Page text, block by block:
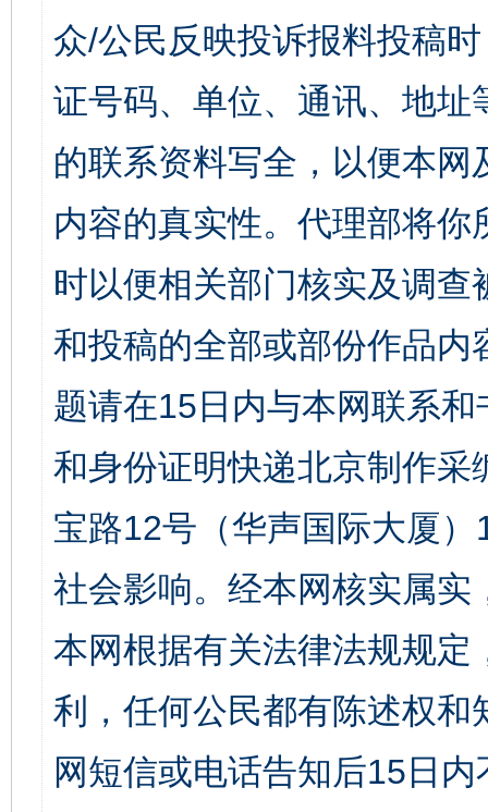
众/公民反映投诉报料投稿
证号码、单位、通讯、地
的联系资料写全，以便本
内容的真实性。代理部将
时以便相关部门核实及调
和投稿的全部或部份作品
题请在15日内与本网联系
和身份证明快递北京制作
宝路12号（华声国际大厦
社会影响。经本网核实属
本网根据有关法律法规规
利，任何公民都有陈述权
网短信或电话告知后15日